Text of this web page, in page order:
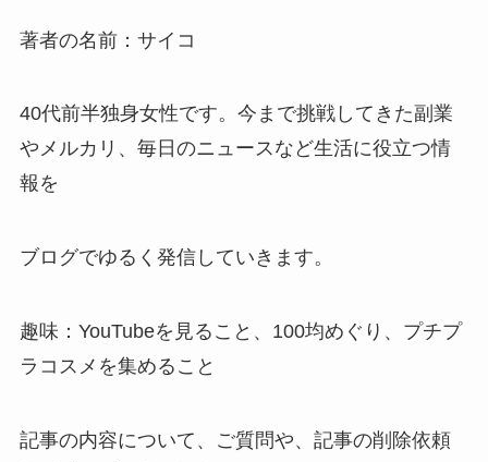
著者の名前：サイコ
40代前半独身女性です。今まで挑戦してきた副業
やメルカリ、毎日のニュースなど生活に役立つ情
報を
ブログでゆるく発信していきます。
趣味：YouTubeを見ること、100均めぐり、プチプ
ラコスメを集めること
記事の内容について、ご質問や、記事の削除依頼